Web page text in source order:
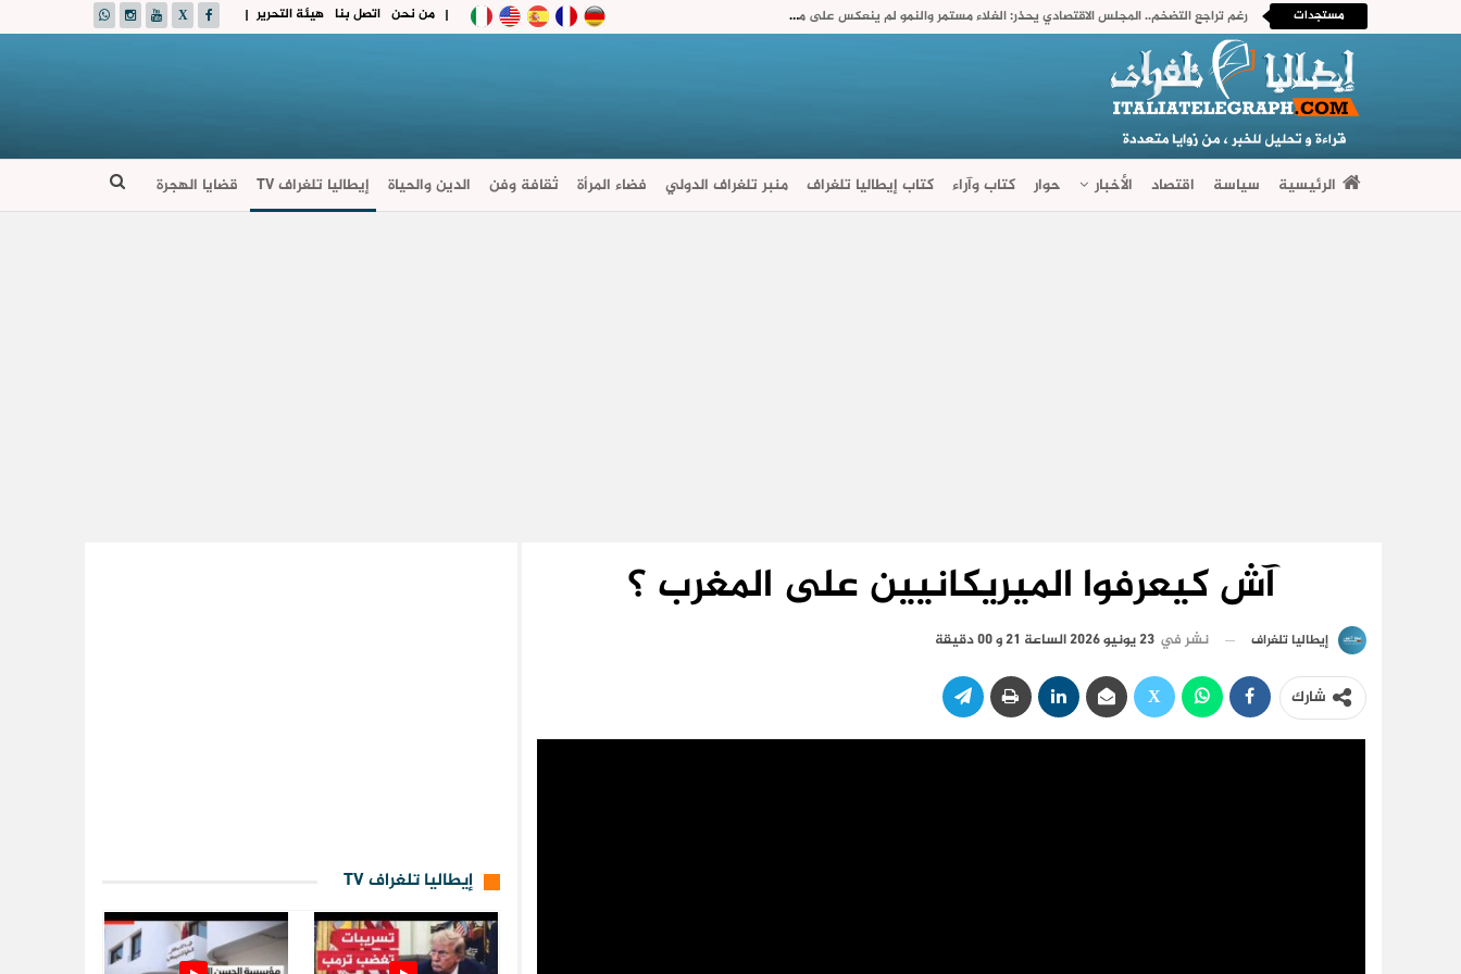
| هيئة التحرير اتصل بنا من نحن | مستجدات رغم تراجع التضخم.. المجلس الاقتصادي يحذر: الغلاء مستمر والنمو لم ينعكس على معيشة المغاربة
الرئيسية سياسة اقتصاد الأخبار حوار كتاب وآراء كتاب إيطاليا تلغراف منبر تلغراف الدولي فضاء المرأة ثقافة وفن الدين والحياة إيطاليا تلغراف TV قضايا الهجرة
آش كيعرفوا الميريكانيين على المغرب ؟
إيطاليا تلغراف نشر في 23 يونيو 2026 الساعة 21 و 00 دقيقة
شارك
إيطاليا تلغراف TV